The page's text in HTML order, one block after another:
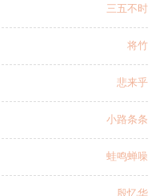
三五不时
将竹
悲来乎
小路条条
蛙鸣蝉噪
殷忆华